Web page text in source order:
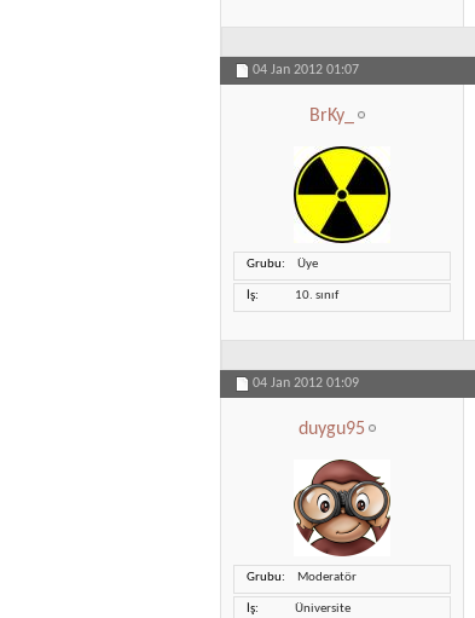
04 Jan 2012 01:07
BrKy_
Grubu Üye
İş 10. sınıf
04 Jan 2012 01:09
duygu95
Grubu Moderatör
İş Üniversite